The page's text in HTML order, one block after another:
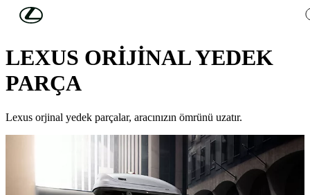
Skip to Main Content
LEXUS SAHİBİ OLMAK
LEXUS ORİJİNAL YEDEK
PARÇA​
Lexus orjinal yedek parçalar, aracınızın ömrünü uzatır.​